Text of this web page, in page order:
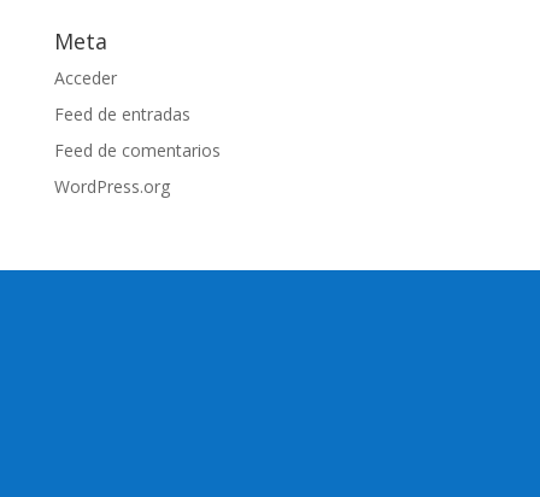
Meta
Acceder
Feed de entradas
Feed de comentarios
WordPress.org